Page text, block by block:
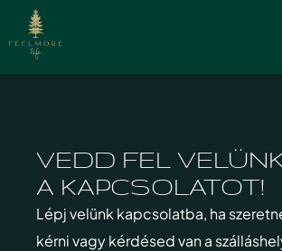
VEDD FEL
A KAPCSOLATOT!
Lépj velünk kapcsolatba, ha
kérni vagy kérdésed van a